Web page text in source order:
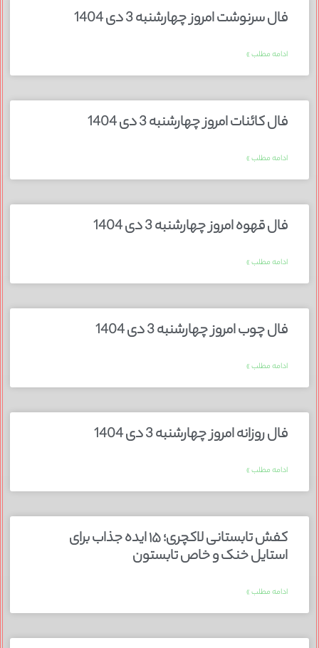
فال سرنوشت امروز چهارشنبه 3 دی 1404
ادامه مطلب »
فال کائنات امروز چهارشنبه 3 دی 1404
ادامه مطلب »
فال قهوه امروز چهارشنبه 3 دی 1404
ادامه مطلب »
فال چوب امروز چهارشنبه 3 دی 1404
ادامه مطلب »
فال روزانه امروز چهارشنبه 3 دی 1404
ادامه مطلب »
کفش تابستانی لاکچری؛ ۱۵ ایده‌ جذاب برای
استایل خنک و خاص تابستون
ادامه مطلب »